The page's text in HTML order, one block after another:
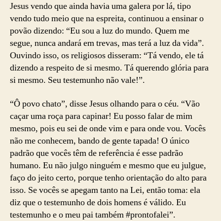
Jesus vendo que ainda havia uma galera por lá, tipo
vendo tudo meio que na espreita, continuou a ensinar o
povão dizendo: “Eu sou a luz do mundo. Quem me
segue, nunca andará em trevas, mas terá a luz da vida”.
Ouvindo isso, os religiosos disseram: “Tá vendo, ele tá
dizendo a respeito de si mesmo. Tá querendo glória para
si mesmo. Seu testemunho não vale!”.
“Ô povo chato”, disse Jesus olhando para o céu. “Vão
caçar uma roça para capinar! Eu posso falar de mim
mesmo, pois eu sei de onde vim e para onde vou. Vocês
não me conhecem, bando de gente tapada! O único
padrão que vocês têm de referência é esse padrão
humano. Eu não julgo ninguém e mesmo que eu julgue,
faço do jeito certo, porque tenho orientação do alto para
isso. Se vocês se apegam tanto na Lei, então toma: ela
diz que o testemunho de dois homens é válido. Eu
testemunho e o meu pai também #prontofalei”.